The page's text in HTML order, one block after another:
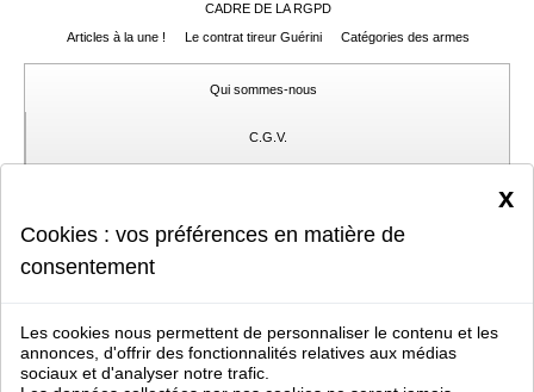
CADRE DE LA RGPD
Articles à la une !
Le contrat tireur Guérini Catégories des armes
Qui sommes-nous
C.G.V.
Protection des données privées
Nous signaler un problème
Simac 05.49.85.59.75vente aux professionnels d'articles et d'armes de chasse et de sport,
Cookies : vos préférences en matière de
consentement
x
Les cookies nous permettent de personnaliser le contenu et les
annonces, d'offrir des fonctionnalités relatives aux médias
sociaux et d'analyser notre trafic.